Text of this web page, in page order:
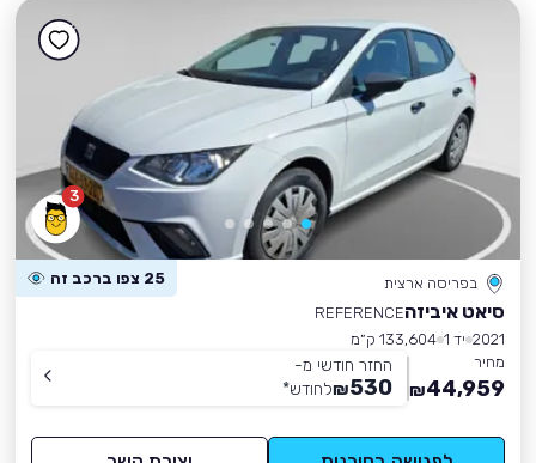
3
בפריסה ארצית 25 צפו ברכב זה
סיאט איביזהREFERENCE
2021 יד 1
133,604 ק״מ
מחיר
44,959
₪
החזר חודשי מ-
530
₪לחודש*